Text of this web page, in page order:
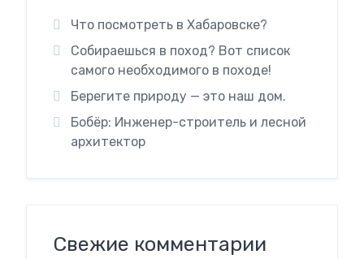
Что посмотреть в Хабаровске?
Собираешься в поход? Вот список
самого необходимого в походе!
Берегите природу — это наш дом.
Бобёр: Инженер-строитель и лесной
архитектор
Свежие комментарии